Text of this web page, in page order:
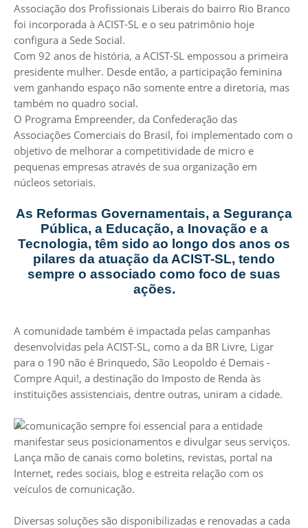
Associação dos Profissionais Liberais do bairro Rio Branco
foi incorporada à ACIST-SL e o seu patrimônio hoje
configura a Sede Social.
Com 92 anos de história, a ACIST-SL empossou a primeira
presidente mulher. Desde então, a participação feminina
vem ganhando espaço não somente entre a diretoria, mas
também no quadro social.
O Programa Empreender, da Confederação das
Associações Comerciais do Brasil, foi implementado com o
objetivo de melhorar a competitividade de micro e
pequenas empresas através de sua organização em
núcleos setoriais.
As Reformas Governamentais, a Segurança
Pública, a Educação, a Inovação e a
Tecnologia, têm sido ao longo dos anos os
pilares da atuação da ACIST-SL, tendo
sempre o associado como foco de suas
ações.
A comunidade também é impactada pelas campanhas
desenvolvidas pela ACIST-SL, como a da BR Livre, Ligar
para o 190 não é Brinquedo, São Leopoldo é Demais -
Compre Aqui!, a destinação do Imposto de Renda às
instituições assistenciais, dentre outras, uniram a cidade.
A comunicação sempre foi essencial para a entidade
manifestar seus posicionamentos e divulgar seus serviços.
Lança mão de canais como boletins, revistas, portal na
Internet, redes sociais, blog e estreita relação com os
veículos de comunicação.
Diversas soluções são disponibilizadas e renovadas a cada